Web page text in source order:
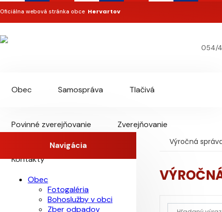
Oficiálna webová stránka obce Hervartov
054/
Obec Samospráva Tlačivá
Povinné zverejňovanie Zverejňovanie
Kontakty
Výročná
Navigácia
Obec
Fotogaléria
Bohoslužby v obci
Zber odpadov